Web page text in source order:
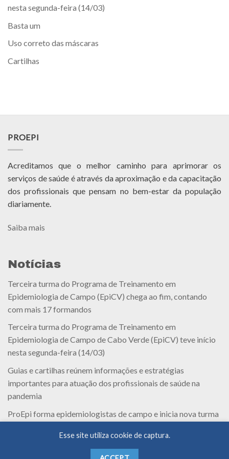
nesta segunda-feira (14/03)
Basta um
Uso correto das máscaras
Cartilhas
PROEPI
Acreditamos que o melhor caminho para aprimorar os
serviços de saúde é através da aproximação e da capacitação
dos profissionais que pensam no bem-estar da população
diariamente.
Saiba mais
Notícias
Terceira turma do Programa de Treinamento em
Epidemiologia de Campo (EpiCV) chega ao fim, contando
com mais 17 formandos
Terceira turma do Programa de Treinamento em
Epidemiologia de Campo de Cabo Verde (EpiCV) teve início
nesta segunda-feira (14/03)
Guias e cartilhas reúnem informações e estratégias
importantes para atuação dos profissionais de saúde na
pandemia
ProEpi forma epidemiologistas de campo e inicia nova turma
Esse site utiliza cookie de captura.